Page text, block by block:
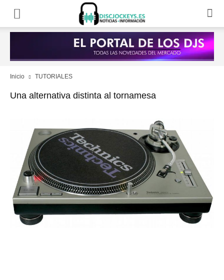
Inicio TUTORIALES
Una alternativa distinta al tornamesa